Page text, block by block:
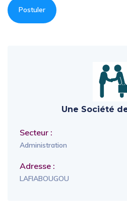
Postuler
Une Société
Secteur :
Administration
Adresse :
LAFIABOUGOU